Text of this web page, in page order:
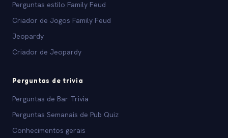
Perguntas estilo Family Feud
Criador de Jogos Family Feud
Jeopardy
Criador de Jeopardy
Perguntas de trivia
Perguntas de Bar Trivia
Perguntas Semanais de Pub Quiz
Conhecimentos gerais